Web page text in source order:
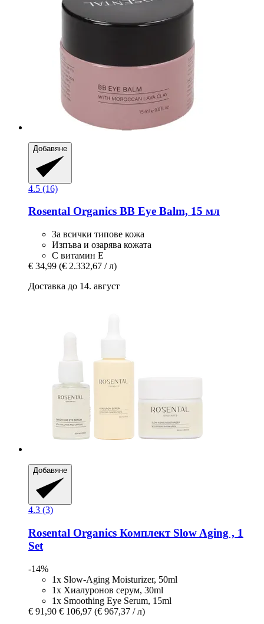
Добавяне
4.5 (16)
Rosental Organics BB Eye Balm, 15 мл
За всички типове кожа
Изпъва и озарява кожата
С витамин Е
€ 34,99 (€ 2.332,67 / л)
Доставка до 14. август
Добавяне
4.3 (3)
Rosental Organics Комплект Slow Aging , 1
Set
-14%
1x Slow-Aging Moisturizer, 50ml
1x Хиалуронов серум, 30ml
1x Smoothing Eye Serum, 15ml
€ 91,90 € 106,97 (€ 967,37 / л)